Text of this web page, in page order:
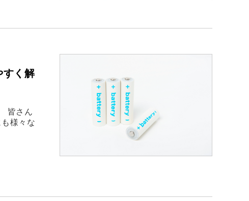
すく解
皆さん
様々な